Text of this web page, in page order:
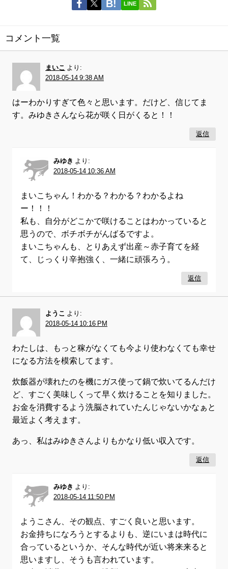
LINE
コメント一覧
まいこ
より:
2018-05-14 9:38 AM
はーわかりすぎて色々と思います。だけど、信じてま
す。みゆきさんなら花が咲く日がくると！！
返信
みゆき
より:
2018-05-14 10:36 AM
まいこちゃん！わかる？わかる？わかるよね
ー！！！
私も、自分がどこかで咲けることはわかっていると
思うので、ボチボチがんばるですよ。
まいこちゃんも、とりあえず出産～赤子育てを経
て、じっくり辛抱強く、一緒に頑張ろう。
返信
ようこ
より:
2018-05-14 10:16 PM
わたしは、もっと稼がなくても今より使わなくても幸せ
になる方法を模索してます。
炊飯器が壊れたのを機にガス使って鍋で炊いてるんだけ
ど、すごく美味しくって早く炊けることを知りました。
お金を消費するよう洗脳されていたんじゃないかなぁと
最近よく考えます。
あっ、私はみゆきさんよりもかなり低い収入です。
返信
みゆき
より:
2018-05-14 11:50 PM
ようこさん、その観点、すごく良いと思います。
お金持ちになろうとするよりも、逆にいまは時代に
合っているというか、そんな時代が近い将来来ると
思いますし、そうも言われています。